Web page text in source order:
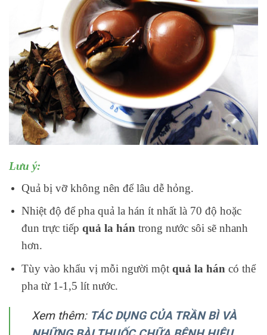
Lưu ý:
Quả bị vỡ không nên để lâu dễ hỏng.
Nhiệt độ để pha quả la hán ít nhất là 70 độ hoặc
đun trực tiếp quả la hántrong nước sôi sẽ nhanh
hơn.
Tùy vào khẩu vị mỗi người một quả la hán có thể
pha từ 1-1,5 lít nước.
Xem thêm: TÁC DỤNG CỦA TRẦN BÌ VÀ